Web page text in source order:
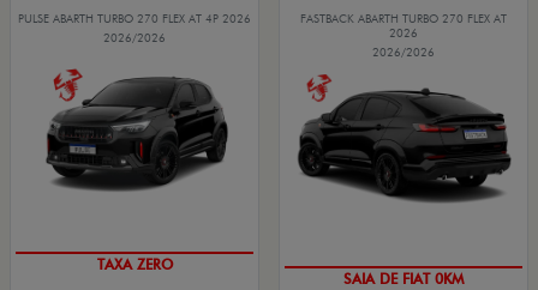
PULSE ABARTH TURBO 270 FLEX AT 4P 2026
2026/2026
SAIA DE FIAT 0KM
FASTBACK ABARTH TURBO 270 FLEX AT
2026
2026/2026
PREÇO IMPERDÍVEL